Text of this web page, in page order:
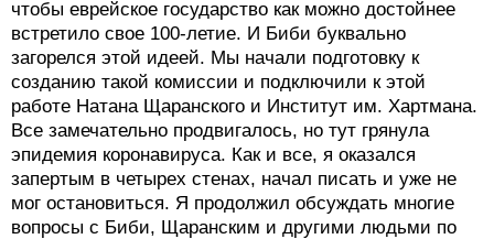
чтобы еврейское государство как можно достойнее
встретило свое 100-летие. И Биби буквально
загорелся этой идеей. Мы начали подготовку к
созданию такой комиссии и подключили к этой
работе Натана Щаранского и Институт им. Хартмана.
Все замечательно продвигалось, но тут грянула
эпидемия коронавируса. Как и все, я оказался
запертым в четырех стенах, начал писать и уже не
мог остановиться. Я продолжил обсуждать многие
вопросы с Биби, Щаранским и другими людьми по